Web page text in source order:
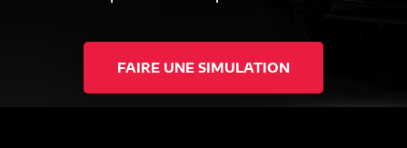
FAIRE UNE SIMULATION